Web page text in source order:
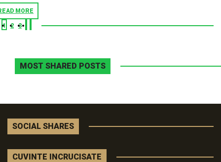
MORE
1 2 3
MOST SHARED POSTS
SOCIAL SHARES
CUVINTE INCRUCISATE